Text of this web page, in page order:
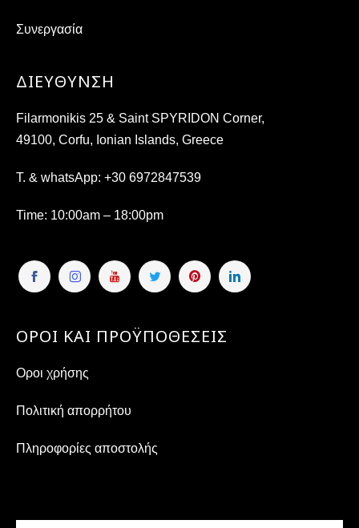
Συνεργασία
ΔΙΕΎΘΥΝΣΗ
Filarmonikis 25 & Saint SPYRIDON Corner,
49100, Corfu, Ionian Islands, Greece
T. & whatsApp: +30 6972847539
Time: 10:00am – 18:00pm
ΟΡΟΙ ΚΑΙ ΠΡΟΫΠΟΘΕΣΕΙΣ
Οροι χρήσης
Πολιτική απορρήτου
Πληροφορίες αποστολής